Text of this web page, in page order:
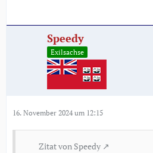
Speedy
Exilsachse
16. November 2024 um 12:15
Zitat von Speedy